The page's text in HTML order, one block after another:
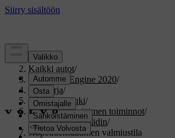
Tuki/
Kaikki autot/
V60 Twin Engine 2020/
Ohjekirja/
Kuljettajan tuki/
Nopeudenrajoittimen toiminnot/
Vakionopeussäädin/
Nopeudensäätimen valmiustila